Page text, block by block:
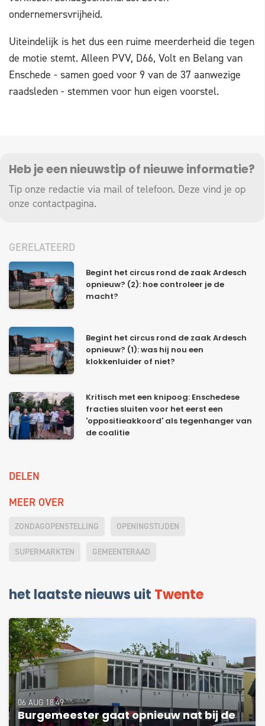
ondernemersvrijheid.
Uiteindelijk is het dus een ruime meerderheid die tegen
de motie stemt. Alleen PVV, D66, Volt en Belang van
Enschede - samen goed voor 9 van de 37 aanwezige
raadsleden - stemmen voor hun eigen voorstel.
Heb je een nieuwstip of nieuwe informatie?
Tip onze redactie via mail of telefoon. Deze vind je op
onze contactpagina.
GERELATEERD
Begint het circus rond de zaak Ardesch
opnieuw? (2): hoe controleer je de
macht?
Begint het circus rond de zaak Ardesch
opnieuw? (1): was hij nou een
klokkenluider of niet?
Kritisch met een knipoog: Enschedese
fracties sluiten voor het eerst een
'oppositieakkoord' als tegenhanger van
de coalitie
DELEN
MEER OVER
ZONDAGOPENSTELLING OPENINGSTIJDEN
SUPERMARKTEN GEMEENTERAAD
het laatste nieuws uit Twente
06 AUG 18:49
Burgemeester gaat opnieuw nat bij de